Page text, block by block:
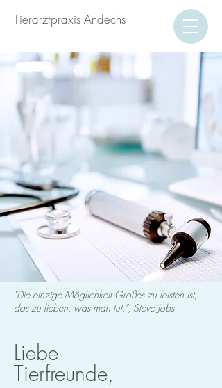
Tierarztpraxis Andechs
"Die einzige Möglichkeit Großes zu leisten ist,
das zu lieben, was man tut.", Steve Jobs
Liebe
Tierfreunde,